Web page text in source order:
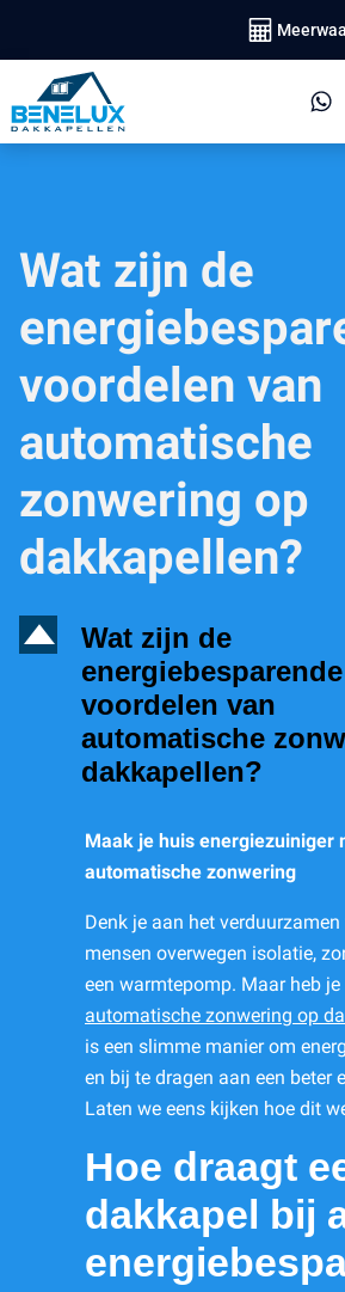
Wat zijn de
voordelen van
automatische
zonwering op
dakkapellen?
D
Wat zijn de
energiebesparende
voordelen van
automatische
dakkapellen?
Maak je huis energiezuiniger
automatische zonwering
Denk je aan het verduurzamen
mensen overwegen isolatie,
een warmtepomp. Maar heb
automatische zonwering op
is een slimme manier om
en bij te dragen aan een beter
Laten we eens kijken hoe dit
Hoe draagt
dakkapel bij